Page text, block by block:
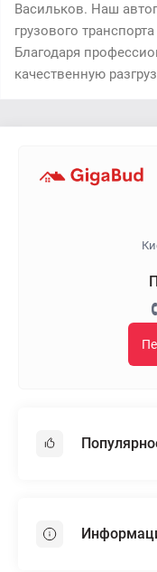
Васильков. Наш
грузового
Благодаря
качественную
Пенопласт